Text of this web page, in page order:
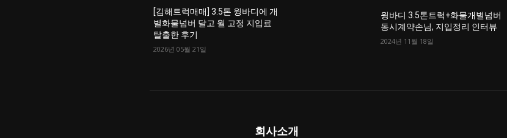
[김해트럭매매] 3.5톤 윙바디에 개
별화물넘버 달고 월 고정 지입료
탈출한 후기
2026년 05월 21일
윙바디 3.5톤트럭+화물개별넘버
동시계약손님, 지입정리 인터뷰
2024년 11월 18일
회사소개